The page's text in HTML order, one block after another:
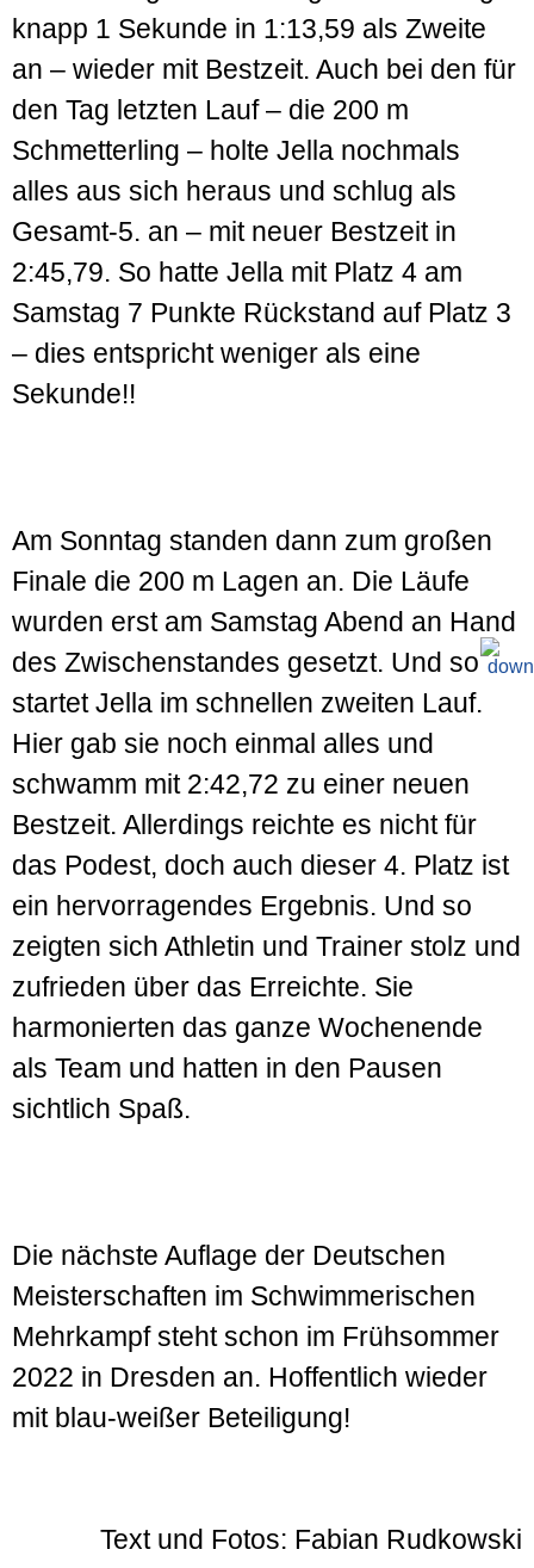
knapp 1 Sekunde in 1:13,59 als Zweite
an – wieder mit Bestzeit. Auch bei den für
den Tag letzten Lauf – die 200 m
Schmetterling – holte Jella nochmals
alles aus sich heraus und schlug als
Gesamt-5. an – mit neuer Bestzeit in
2:45,79. So hatte Jella mit Platz 4 am
Samstag 7 Punkte Rückstand auf Platz 3
– dies entspricht weniger als eine
Sekunde!!
Am Sonntag standen dann zum großen
Finale die 200 m Lagen an. Die Läufe
wurden erst am Samstag Abend an Hand
des Zwischen­standes gesetzt. Und so
startet Jella im schnellen zweiten Lauf.
Hier gab sie noch einmal alles und
schwamm mit 2:42,72 zu einer neuen
Bestzeit. Aller­dings reichte es nicht für
das Podest, doch auch dieser 4. Platz ist
ein hervor­ragendes Ergebnis. Und so
zeigten sich Athletin und Trainer stolz und
zufrieden über das Erreichte. Sie
harmonierten das ganze Wochen­ende
als Team und hatten in den Pausen
sichtlich Spaß.
Die nächste Auflage der Deutschen
Meister­schaften im Schwimmerischen
Mehrkampf steht schon im Frühsommer
2022 in Dresden an. Hoffentlich wieder
mit blau-weißer Beteiligung!
Text und Fotos: Fabian Rudkowski